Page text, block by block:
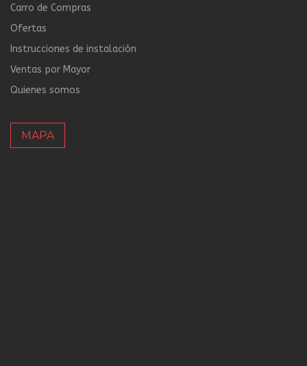
Carro de Compras
Ofertas
Instrucciones de instalación
Ventas por Mayor
Quienes somos
MAPA